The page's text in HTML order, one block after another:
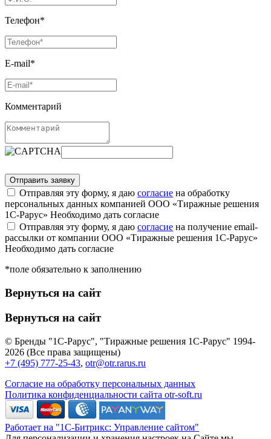
Телефон*
E-mail*
Комментарий
Отправляя эту форму, я даю согласие на обработку
персональных данных компанией ООО «Тиражные решения
1С-Рарус» Необходимо дать согласие
Отправляя эту форму, я даю согласие на получение email-
рассылки от компании ООО «Тиражные решения 1С-Рарус»
Необходимо дать согласие
*поле обязательно к заполнению
Вернуться на сайт
Вернуться на сайт
© Бренды "1С-Рарус", "Тиражные решения 1С-Рарус" 1994-
2026 (Все права защищены)
+7 (495) 777-25-43, otr@otr.rarus.ru
Согласие на обработку персональных данных
Политика конфиденциальности сайта otr-soft.ru
Работает на "1С-Битрикс: Управление сайтом"